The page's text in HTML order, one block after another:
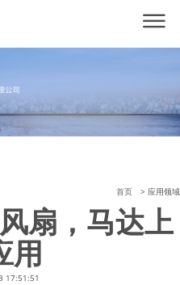
首页 > 应用领域
扇，马达上
用
17:51:51